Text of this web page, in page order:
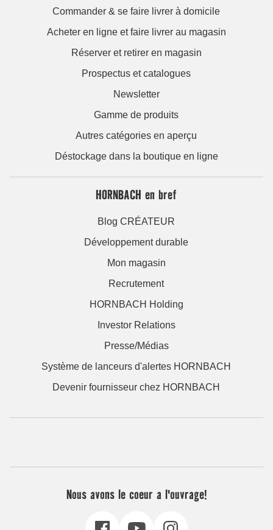
Commander & se faire livrer à domicile
Acheter en ligne et faire livrer au magasin
Réserver et retirer en magasin
Prospectus et catalogues
Newsletter
Gamme de produits
Autres catégories en aperçu
Déstockage dans la boutique en ligne
HORNBACH en bref
Blog CRÉATEUR
Développement durable
Mon magasin
Recrutement
HORNBACH Holding
Investor Relations
Presse/Médias
Système de lanceurs d'alertes HORNBACH
Devenir fournisseur chez HORNBACH
Nous avons le coeur a l'ouvrage!